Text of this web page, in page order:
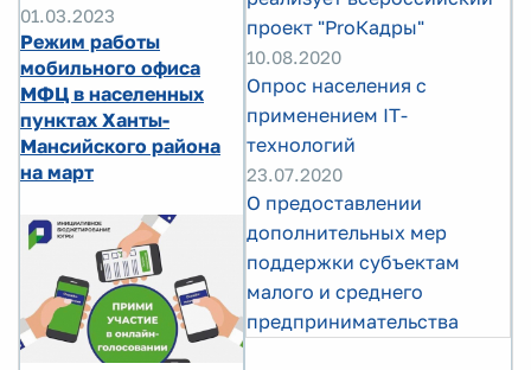
01.03.2023
Режим работы
мобильного офиса
МФЦ в населенных
пунктах Ханты-
Мансийского района
на март
проект "ProКадры"
10.08.2020
Опрос населения с
применением IT-
технологий
23.07.2020
O предоставлении
дополнительных мер
поддержки субъектам
малого и среднего
предпринимательства